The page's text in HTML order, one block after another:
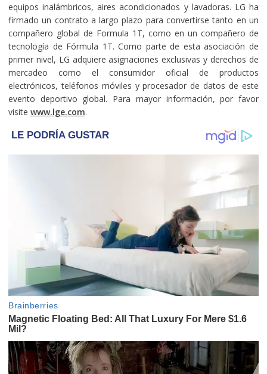
equipos inalámbricos, aires acondicionados y lavadoras. LG ha
firmado un contrato a largo plazo para convertirse tanto en un
compañero global de Formula 1T, como en un compañero de
tecnología de Fórmula 1T. Como parte de esta asociación de
primer nivel, LG adquiere asignaciones exclusivas y derechos de
mercadeo como el consumidor oficial de productos
electrónicos, teléfonos móviles y procesador de datos de este
evento deportivo global. Para mayor información, por favor
visite www.lge.com.